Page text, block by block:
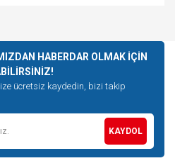
HABERDAR OLMAK İÇİN
ücretsiz kaydedin, bizi takip
KAYDOL